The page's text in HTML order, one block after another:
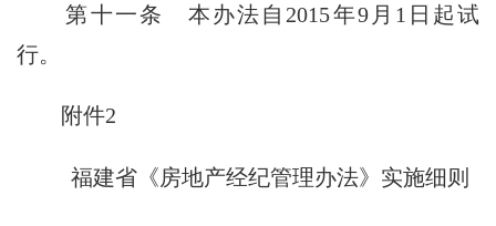
第十一条
本办法自2015年9月1日起试
行。
附件2
福建省《房地产经纪管理办法》实施细则